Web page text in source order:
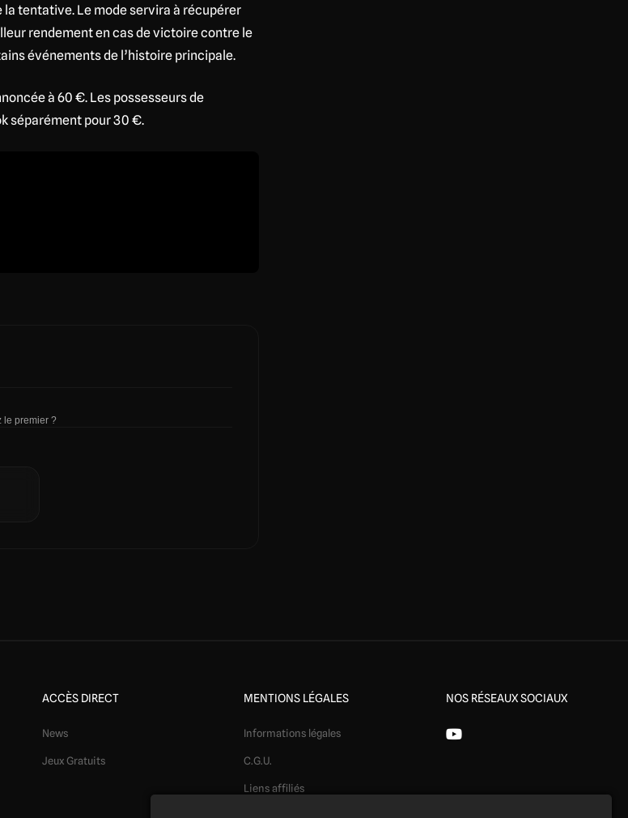
la tentative. Le mode servira à récupérer
rendement en cas de victoire contre le
événements de l’histoire principale.
à 60 €. Les possesseurs de
séparément pour 30 €.
le premier ?
ACCÈS DIRECT
News
Jeux Gratuits
MENTIONS LÉGALES
Informations légales
C.G.U.
Liens affiliés
NOS RÉSEAUX SOCIAUX